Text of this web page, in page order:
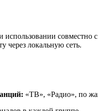
через локальную сеть.
«ТВ», «Радио», по